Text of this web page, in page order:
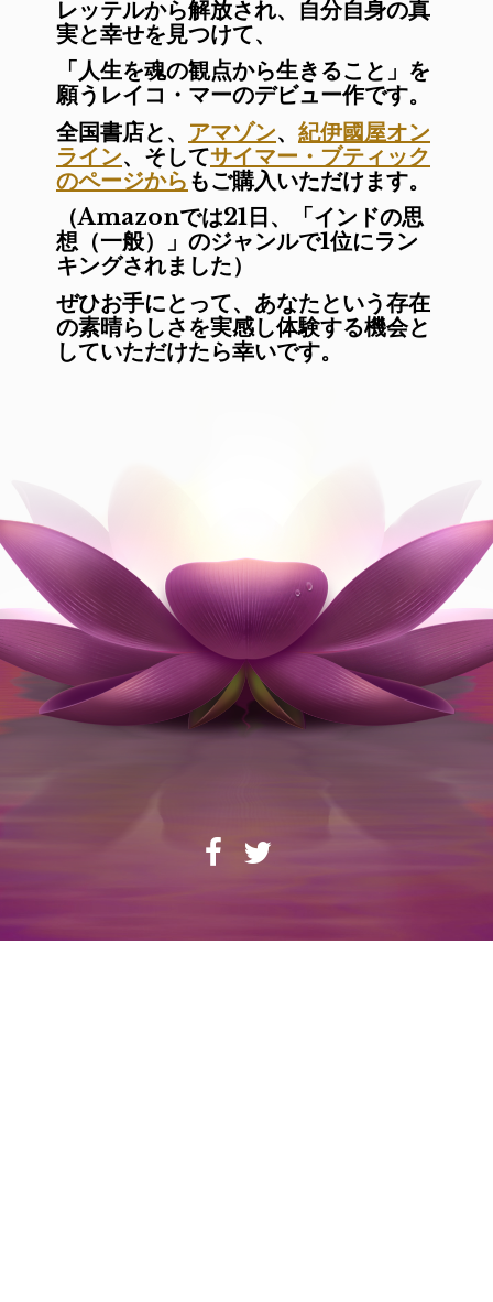
レッテルから解放され、 自分自身の真
実と幸せを見つけて、
「人生を魂の観点から生きること」を
願うレイコ・マーのデビュー作です。
全国書店と、 アマゾン、 紀伊國屋オン
ライン、そしてサイマー・ブティック
のページから もご購入いただけます。
（Amazonでは21日、「インドの思
想（一般）」のジャンルで1位にラン
キングされました）
ぜひお手にとって、あなたという存在
の素晴らしさを実感し体験する機会と
していただけたら幸いです。